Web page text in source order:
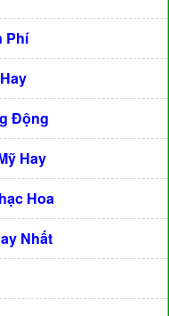
Phí
Động
Hay
Hoa
Nhất